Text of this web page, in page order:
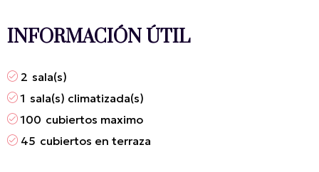
INFORMACIÓN ÚTIL
2 sala(s)
1 sala(s) climatizada(s)
100 cubiertos maximo
45 cubiertos en terraza